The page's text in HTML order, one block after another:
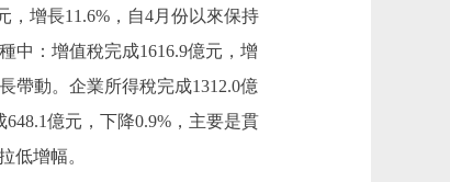
，增長11.6%，自4月份以來保持
中：增值稅完成1616.9億元，增
帶動。企業所得稅完成1312.0億
億元，下降0.9%，主要是貫
低增幅。